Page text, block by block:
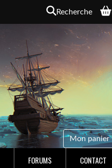
Recherche
Mon panier
FORUMS CONTACT